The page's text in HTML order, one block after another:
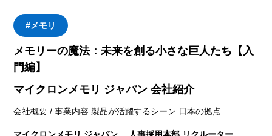
#メモリ
メモリーの魔法：未来を創る小さな巨人たち【入
門編】
マイクロンメモリ ジャパン 会社紹介
会社概要 / 事業内容 製品が活躍するシーン 日本の拠点